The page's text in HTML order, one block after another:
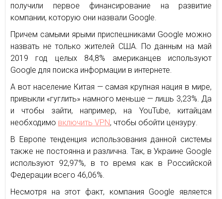
получили первое финансирование на развитие
компании, которую они назвали Google.
Причем самыми ярыми приспешниками Google можно
назвать не только жителей США. По данным на май
2019 год целых 84,8% американцев используют
Google для поиска информации в интернете.
А вот население Китая — самая крупная нация в мире,
привыкли «гуглить» намного меньше — лишь 3,23%. Да
и чтобы зайти, например, на YouTube, китайцам
необходимо включить VPN, чтобы обойти цензуру.
В Европе тенденция использования данной системы
также не постоянна и различна. Так, в Украине Google
используют 92,97%, в то время как в Российской
Федерации всего 46,06%.
Несмотря на этот факт, компания Google является